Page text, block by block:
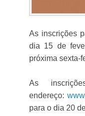
As inscrições
dia 15 de
próxima sexta-
As
endereço:
para o dia 20